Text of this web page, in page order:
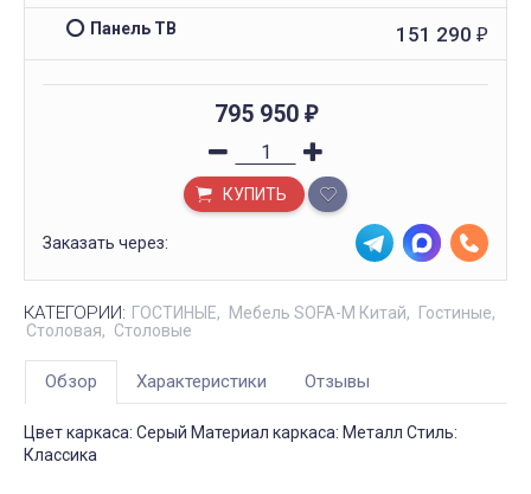
Панель ТВ 151 290 ₽
795 950 ₽
КУПИТЬ
Заказать через:
КАТЕГОРИИ: ГОСТИНЫЕ Мебель SOFA-M Китай
Гостиные
Столовая
Столовые
Обзор Характеристики Отзывы
Цвет каркаса: Серый Материал каркаса: Металл Стиль:
Классика